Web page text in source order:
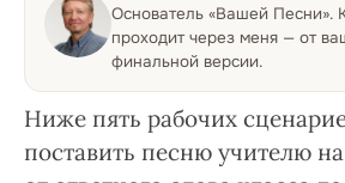
Основатель «Вашей Песни».
проходит через меня — от
финальной версии.
Ниже пять рабочих
поставить песню учителю